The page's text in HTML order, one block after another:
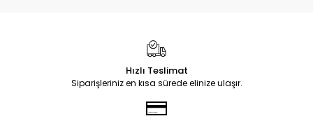
Hızlı Teslimat
Siparişleriniz en kısa sürede elinize ulaşır.